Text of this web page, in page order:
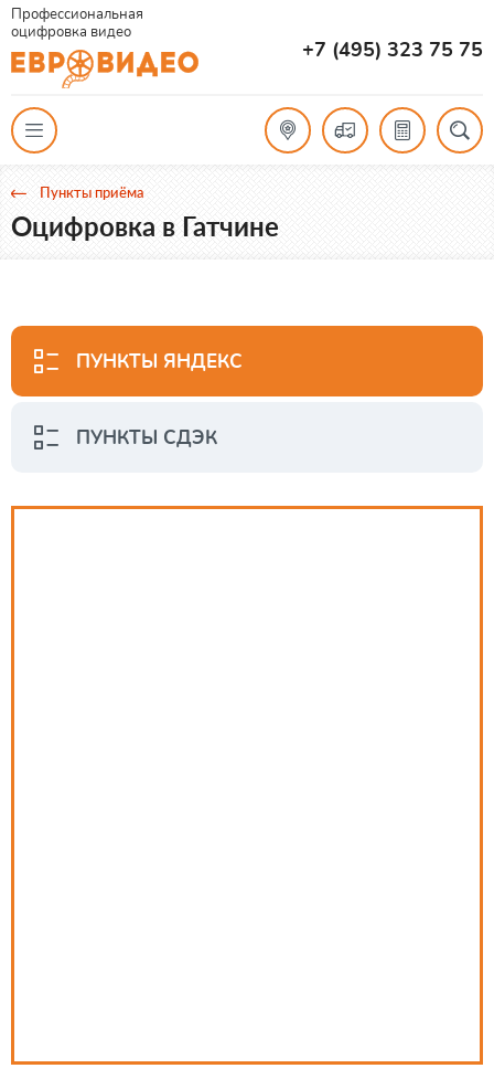
Профессиональная
оцифровка видео
+7 (495) 323 75 75
Пункты приёма
Оцифровка в Гатчине
ПУНКТЫ ЯНДЕКС
ПУНКТЫ СДЭК